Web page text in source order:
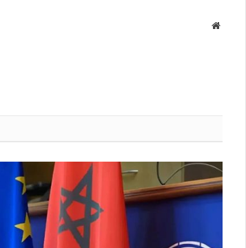
Website